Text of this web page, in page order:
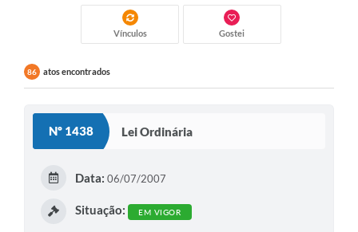
Contratos
Audiências Públicas
Arquivos para Download
Contas Públicas
Vínculos Gostei
86 atos encontrados
Nº 1438 Lei Ordinária
Data: 06/07/2007
Situação: EM VIGOR